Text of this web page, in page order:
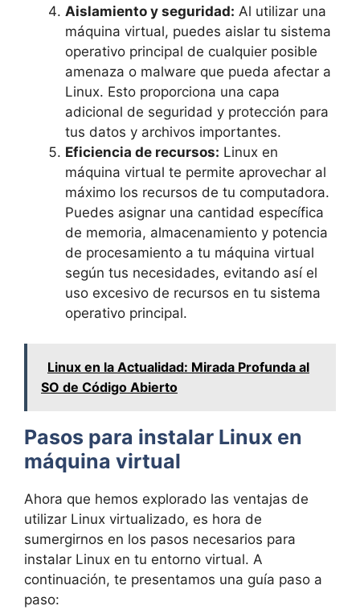
Aislamiento y seguridad: Al utilizar una
máquina virtual, puedes aislar tu sistema
operativo principal de cualquier posible
amenaza o malware que pueda afectar a
Linux. Esto proporciona una capa
adicional de seguridad y protección para
tus datos y archivos importantes.
Eficiencia de recursos: Linux en
máquina virtual te permite aprovechar al
máximo los recursos de tu computadora.
Puedes asignar una cantidad específica
de memoria, almacenamiento y potencia
de procesamiento a tu máquina virtual
según tus necesidades, evitando así el
uso excesivo de recursos en tu sistema
operativo principal.
Linux en la Actualidad: Mirada Profunda al
SO de Código Abierto
Pasos para instalar Linux en
máquina virtual
Ahora que hemos explorado las ventajas de
utilizar Linux virtualizado, es hora de
sumergirnos en los pasos necesarios para
instalar Linux en tu entorno virtual. A
continuación, te presentamos una guía paso a
paso: